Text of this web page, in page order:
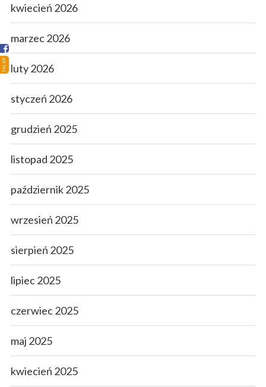
SKLEP
kwiecień 2026
marzec 2026
luty 2026
styczeń 2026
grudzień 2025
listopad 2025
październik 2025
wrzesień 2025
sierpień 2025
lipiec 2025
czerwiec 2025
maj 2025
kwiecień 2025
Porady
Ciekawostki